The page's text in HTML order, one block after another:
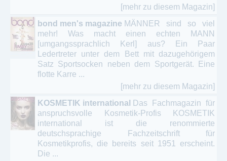
[mehr zu diesem Magazin]
bond men's magazine MÄNNER sind so viel
mehr! Was macht einen echten MANN
[umgangssprachlich Kerl] aus? Ein Paar
Ledertreter unter dem Bett mit dazugehörigem
Satz Sportsocken neben dem Sportgerät. Eine
flotte Karre ...
[mehr zu diesem Magazin]
KOSMETIK international
Das Fachmagazin für
anspruchsvolle Kosmetik-Profis KOSMETIK
international ist die renommierte
deutschsprachige Fachzeitschrift für
Kosmetikprofis, die bereits seit 1951 erscheint.
Die ...